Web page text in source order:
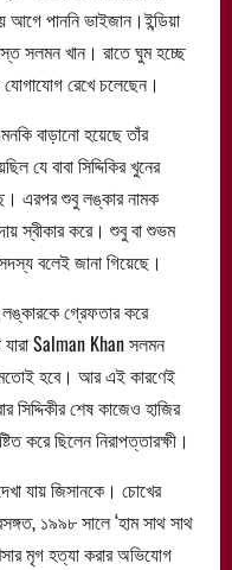
আগে পাননি ভাইজান।ইন্ডিয়া
সলমন খান। রাতে ঘুম হচ্ছে
যোগাযোগ রেখে চলেছেন।
বাড়ানো হয়েছে তাঁর
যে বাবা সিদ্দিকির খুনের
এরপর শুবু লঙ্কার নামক
স্বীকার করে। শুবু বা শুভম
বলেই জানা গিয়েছে।
লঙ্কারকে গ্রেফতার করে
Salman Khan সলমন
মতোই হবে। আর এই কারণেই
শেষ কাজেও হাজির
করে ছিলেন নিরাপত্তারক্ষী।
যায় জিসানকে। চোখের
১৯৯৮ সালে ‘হাম সাথ সাথ
মৃগ হত্যা করার অভিযোগ